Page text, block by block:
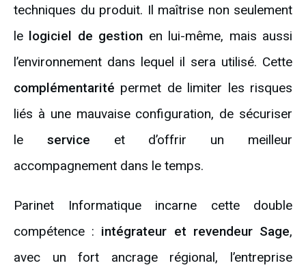
techniques du produit. Il maîtrise non seulement
le logiciel de gestion en lui-même, mais aussi
l’environnement dans lequel il sera utilisé. Cette
complémentarité permet de limiter les risques
liés à une mauvaise configuration, de sécuriser
le service et d’offrir un meilleur
accompagnement dans le temps.
Parinet Informatique incarne cette double
compétence : intégrateur et revendeur Sage,
avec un fort ancrage régional, l’entreprise